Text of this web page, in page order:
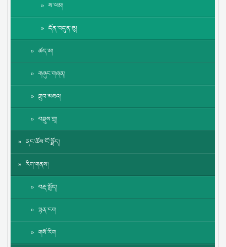
ས་ལམ།
དོན་བདུན་ཅུ།
ཚད་མ།
གཞུང་གཞན།
གྲུབ་མཐའ།
བསྡུས་གྲྭ།
ནང་ཆོས་ངོ་སྤྲོད།
རིག་གནས།
བརྡ་སྤྲོད།
སྙན་ངག
གསོ་རིག